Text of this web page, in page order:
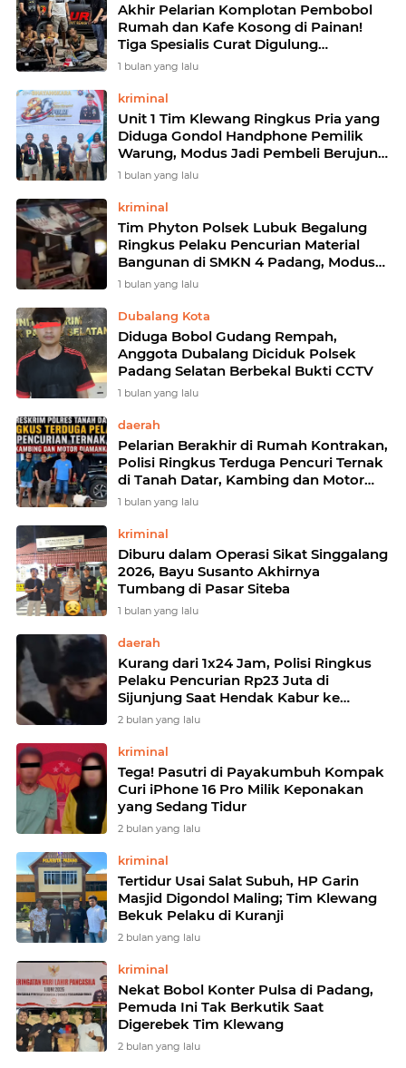
Akhir Pelarian Komplotan Pembobol
Rumah dan Kafe Kosong di Painan!
Tiga Spesialis Curat Digulung
Satreskrim Polres Pesisir Selatan
1 bulan yang lalu
kriminal
Unit 1 Tim Klewang Ringkus Pria yang
Diduga Gondol Handphone Pemilik
Warung, Modus Jadi Pembeli Berujung
Penangkapan
1 bulan yang lalu
kriminal
Tim Phyton Polsek Lubuk Begalung
Ringkus Pelaku Pencurian Material
Bangunan di SMKN 4 Padang, Modus
Manfaatkan Akses Sebagai Penjaga
1 bulan yang lalu
Dubalang Kota
Diduga Bobol Gudang Rempah,
Anggota Dubalang Diciduk Polsek
Padang Selatan Berbekal Bukti CCTV
1 bulan yang lalu
daerah
Pelarian Berakhir di Rumah Kontrakan,
Polisi Ringkus Terduga Pencuri Ternak
di Tanah Datar, Kambing dan Motor
Diamankan
1 bulan yang lalu
kriminal
Diburu dalam Operasi Sikat Singgalang
2026, Bayu Susanto Akhirnya
Tumbang di Pasar Siteba
1 bulan yang lalu
daerah
Kurang dari 1x24 Jam, Polisi Ringkus
Pelaku Pencurian Rp23 Juta di
Sijunjung Saat Hendak Kabur ke
Sumatera Utara
2 bulan yang lalu
kriminal
Tega! Pasutri di Payakumbuh Kompak
Curi iPhone 16 Pro Milik Keponakan
yang Sedang Tidur
2 bulan yang lalu
kriminal
Tertidur Usai Salat Subuh, HP Garin
Masjid Digondol Maling; Tim Klewang
Bekuk Pelaku di Kuranji
2 bulan yang lalu
kriminal
Nekat Bobol Konter Pulsa di Padang,
Pemuda Ini Tak Berkutik Saat
Digerebek Tim Klewang
2 bulan yang lalu